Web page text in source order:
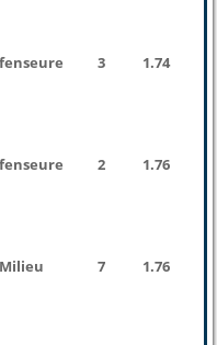
3 1.74
2 1.76
Milieu 7 1.76